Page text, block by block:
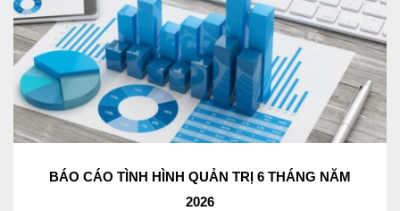
BÁO CÁO TÌNH HÌNH QUẢN TRỊ 6 THÁNG NĂM
2026